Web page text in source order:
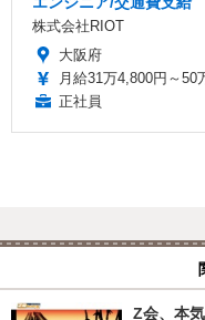
株式会社RIOT
大阪府
月給31万4,800円～50
正社員
Z会、本